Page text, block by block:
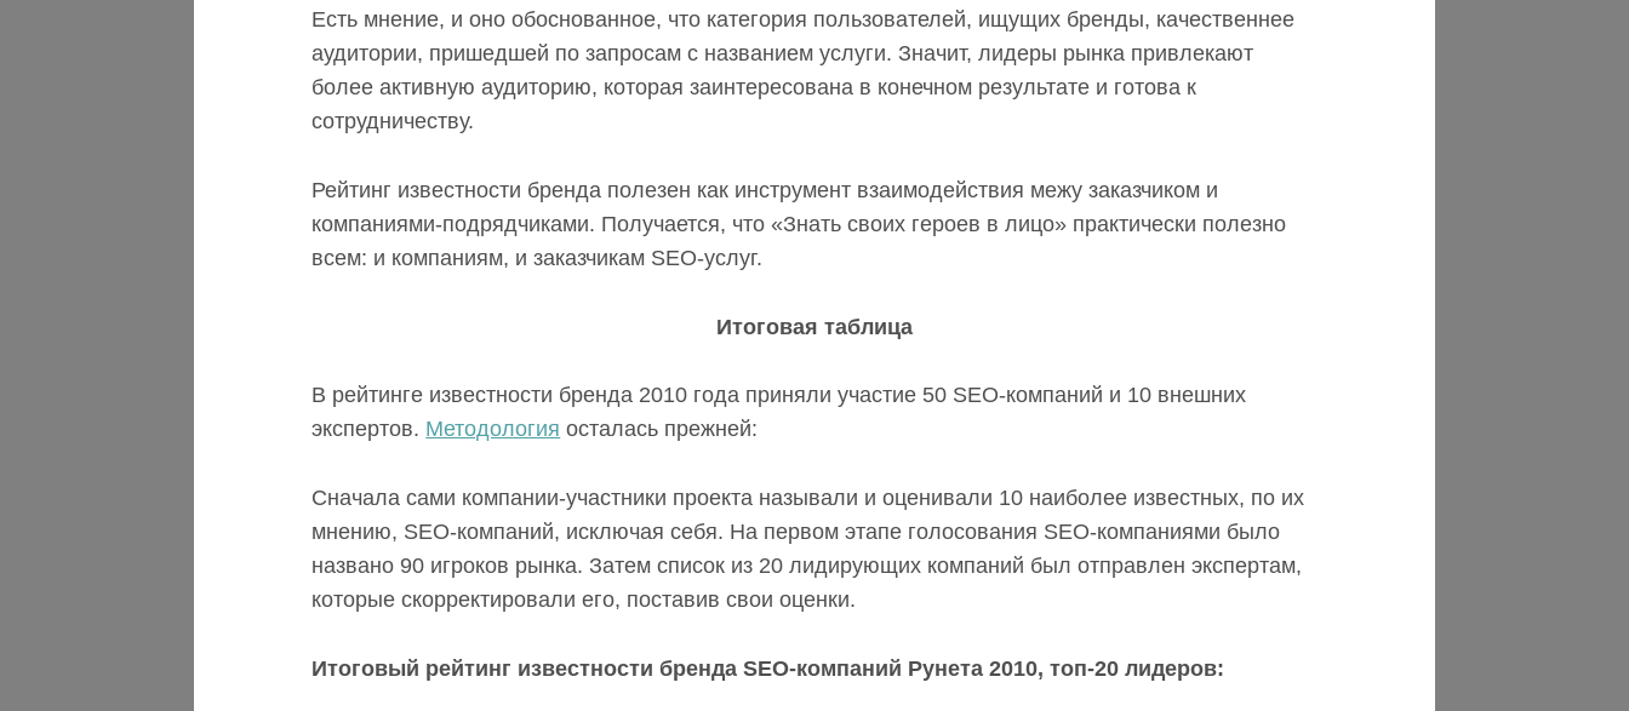
Есть мнение, и оно обоснованное, что категория пользователей, ищущих бренды, качественнее
аудитории, пришедшей по запросам с названием услуги. Значит, лидеры рынка привлекают
более активную аудиторию, которая заинтересована в конечном результате и готова к
сотрудничеству.
Рейтинг известности бренда полезен как инструмент взаимодействия межу заказчиком и
компаниями-подрядчиками. Получается, что «Знать своих героев в лицо» практически полезно
всем: и компаниям, и заказчикам SEO-услуг.
Итоговая таблица
В рейтинге известности бренда 2010 года приняли участие 50 SEO-компаний и 10 внешних
экспертов. Методология осталась прежней:
Сначала сами компании-участники проекта называли и оценивали 10 наиболее известных, по их
мнению, SEO-компаний, исключая себя. На первом этапе голосования SEO-компаниями было
названо 90 игроков рынка. Затем список из 20 лидирующих компаний был отправлен экспертам,
которые скорректировали его, поставив свои оценки.
Итоговый рейтинг известности бренда SEO-компаний Рунета 2010, топ-20 лидеров: